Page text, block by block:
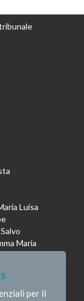
Luisa
Maria
Cosi,
per il